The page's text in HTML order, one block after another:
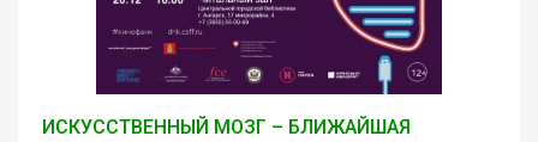
ИСКУССТВЕННЫЙ МОЗГ – БЛИЖАЙШАЯ